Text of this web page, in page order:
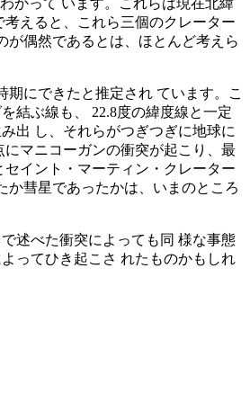
かって います。これらは現在北緯
えると、これら三個のクレーター
が偶然であるとは、ほとんど考えら
にできたと推定され ています。こ
結ぶ線も、 22.8度の緯度線と一定
出 し、それらがつぎつぎに地球に
マニコーガンの衝突が起こり、最
イント・マーティン・クレーター
か彗星であったかは、いまのところ
述べた衝突によっても同 様な事態
ってひき起こさ れたものかもしれ